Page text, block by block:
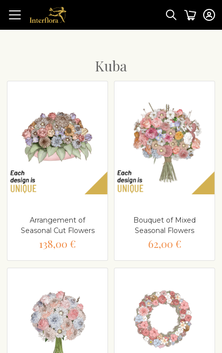
Kuba
Arrangement of
Seasonal Cut Flowers
138,00 €
Bouquet of Mixed
Seasonal Flowers
62,00 €